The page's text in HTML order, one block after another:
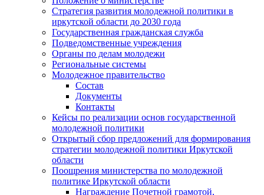
Стратегия развития молодежной политики в
иркутской области до 2030 года
Государственная гражданская служба
Подведомственные учреждения
Органы по делам молодежи
Региональные системы
Молодежное правительство
Состав
Документы
Контакты
Кейсы по реализации основ государственной
молодежной политики
Открытый сбор предложений для формирования
стратегии молодежной политики Иркутской
области
Поощрения министерства по молодежной
политике Иркутской области
Награждение Почетной грамотой,